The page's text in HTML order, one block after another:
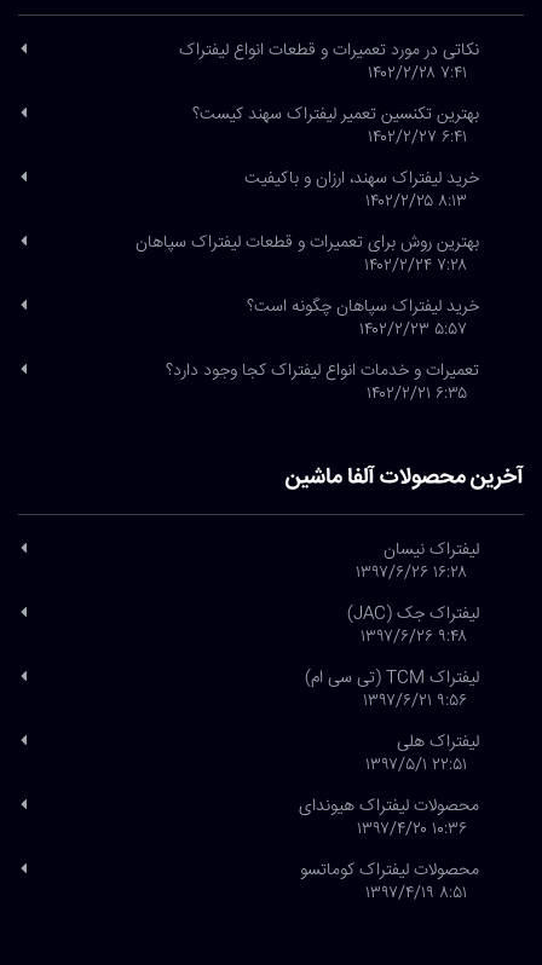
نکاتی در مورد تعمیرات و قطعات انواع لیفتراک
۷:۴۱ ۱۴۰۲/۲/۲۸
بهترین تکنسین تعمیر لیفتراک سهند کیست؟
۶:۴۱ ۱۴۰۲/۲/۲۷
خرید لیفتراک سهند، ارزان و باکیفیت
۸:۱۳ ۱۴۰۲/۲/۲۵
بهترین روش برای تعمیرات و قطعات لیفتراک سپاهان
۷:۲۸ ۱۴۰۲/۲/۲۴
خرید لیفتراک سپاهان چگونه است؟
۵:۵۷ ۱۴۰۲/۲/۲۳
تعمیرات و خدمات انواع لیفتراک کجا وجود دارد؟
۶:۳۵ ۱۴۰۲/۲/۲۱
آخرین محصولات آلفا ماشین
لیفتراک نیسان
۱۶:۲۸ ۱۳۹۷/۶/۲۶
لیفتراک جک (JAC)
۹:۴۸ ۱۳۹۷/۶/۲۶
لیفتراک TCM (تی سی ام)
۹:۵۶ ۱۳۹۷/۶/۲۱
لیفتراک هلی
۲۲:۵۱ ۱۳۹۷/۵/۱
محصولات لیفتراک هیوندای
۱۰:۳۶ ۱۳۹۷/۴/۲۰
محصولات لیفتراک کوماتسو
۸:۵۱ ۱۳۹۷/۴/۱۹